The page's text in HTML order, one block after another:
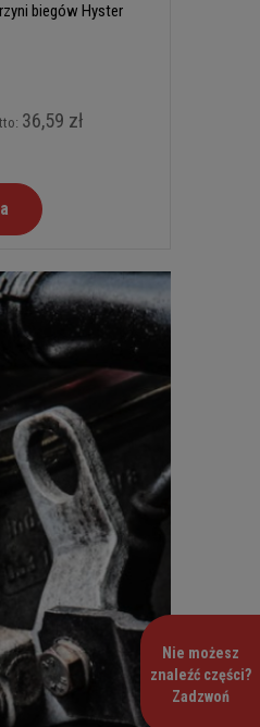
biegów Hyster
36,59 zł
Nie możesz
znaleźć części?
Zadzwoń